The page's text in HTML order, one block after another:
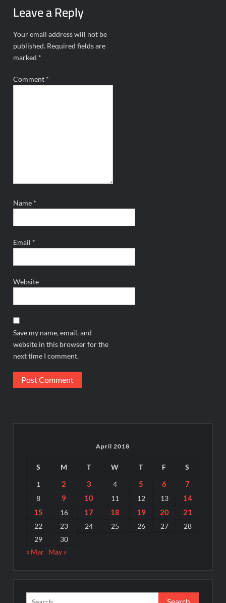
Leave a Reply
Your email address will not be
published. Required fields are
marked *
Comment *
Name *
Email *
Website
Save my name, email, and
website in this browser for the
next time I comment.
April 2018
S M T W T F
S
1
2 3 4 5 6 7
8 9 10 11 12 13
14
15
16 17 18 19 20 21
22 23 24 25 26 27
28
29
30
« Mar May »
Search